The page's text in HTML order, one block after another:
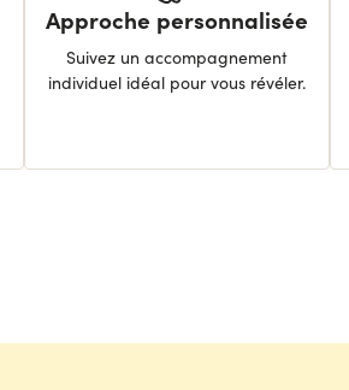
Approche personnalisée
Suivez un accompagnement
individuel idéal pour vous révéler.